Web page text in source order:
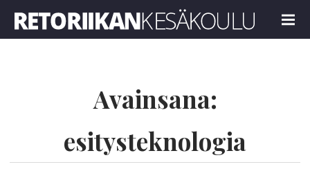
MENU
Avainsana:
esitysteknologia